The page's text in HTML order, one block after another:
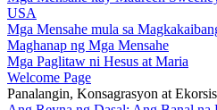
USA
Mga Mensahe mula sa
Maghanap ng Mga Mensahe
Mga Paglitaw ni Hesus at Maria
Welcome Page
Panalangin, Konsagrasyon at